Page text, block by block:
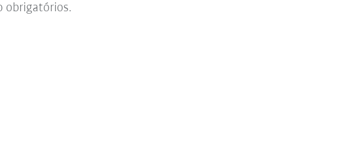
obrigatórios.